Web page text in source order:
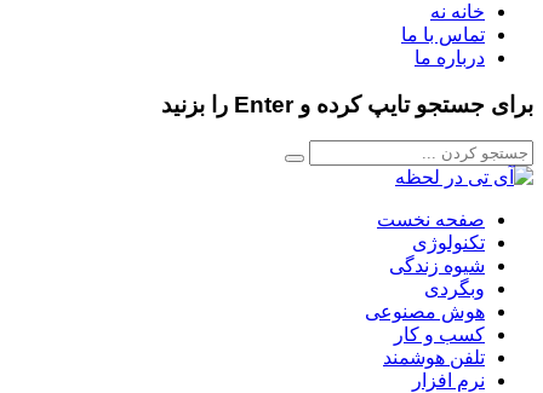
خانه نه
تماس با ما
درباره ما
برای جستجو تایپ کرده و Enter را بزنید
صفحه نخست
تکنولوژی
شیوه زندگی
وبگردی
هوش مصنوعی
کسب و کار
تلفن هوشمند
نرم افزار